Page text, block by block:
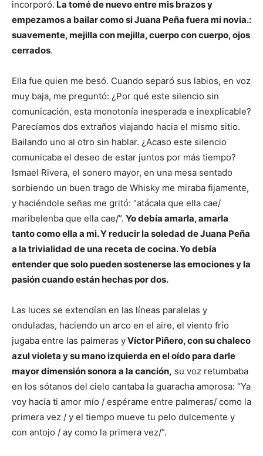
incorporó. La tomé de nuevo entre mis brazos y
empezamos a bailar como si Juana Peña fuera mi novia.:
suavemente, mejilla con mejilla, cuerpo con cuerpo, ojos
cerrados.
Ella fue quien me besó. Cuando separó sus labios, en voz
muy baja, me preguntó: ¿Por qué este silencio sin
comunicación, esta monotonía inesperada e inexplicable?
Parecíamos dos extraños viajando hacia el mismo sitio.
Bailando uno al otro sin hablar. ¿Acaso este silencio
comunicaba el deseo de estar juntos por más tiempo?
Ismael Rivera, el sonero mayor, en una mesa sentado
sorbiendo un buen trago de Whisky me miraba fijamente,
y haciéndole señas me gritó: “atácala que ella cae/
maribelenba que ella cae/”. Yo debía amarla, amarla
tanto como ella a mi. Y reducir la soledad de Juana Peña
a la trivialidad de una receta de cocina. Yo debía
entender que solo pueden sostenerse las emociones y la
pasión cuando están hechas por dos.
Las luces se extendían en las líneas paralelas y
onduladas, haciendo un arco en el aire, el viento frío
jugaba entre las palmeras yVíctor Piñero, con su chaleco
azul violeta y su mano izquierda en el oído para darle
mayor dimensión sonora a la canción, su voz retumbaba
en los sótanos del cielo cantaba la guaracha amorosa: “Ya
voy hacía ti amor mío / espérame entre palmeras/ como la
primera vez / y el tiempo mueve tu pelo dulcemente y
con antojo / ay como la primera vez/”.